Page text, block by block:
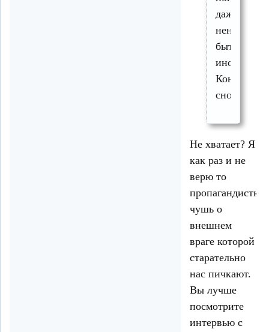
даже
ненужно
быть
снос.
Не хватает? Я
как раз и не
верю то
чушь о
внешнем
враге которой
старательно
нас пичкают.
Вы лучше
посмотрите
интервью с